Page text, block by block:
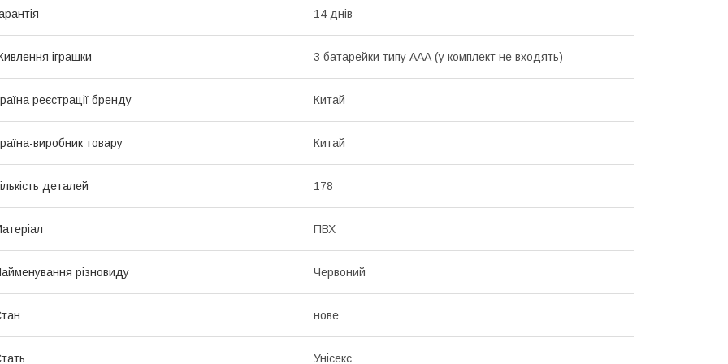
14 днів
іграшки 3 батарейки типу ААА (у комплект не входять)
реєстрації бренду Китай
виробник товару Китай
деталей 178
ПВХ
різновиду Червоний
нове
Унісекс